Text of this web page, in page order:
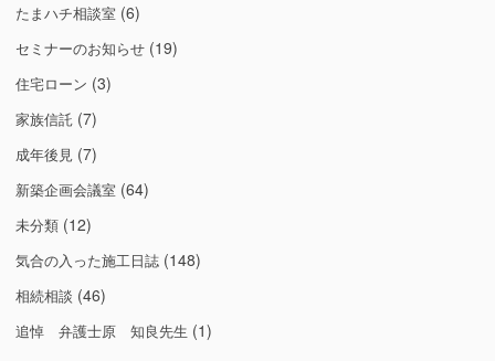
たまハチ相談室 (6)
セミナーのお知らせ (19)
住宅ローン (3)
家族信託 (7)
成年後見 (7)
新築企画会議室 (64)
未分類 (12)
気合の入った施工日誌 (148)
相続相談 (46)
追悼 弁護士原 知良先生 (1)